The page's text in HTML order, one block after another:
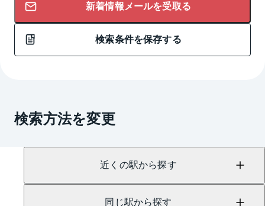
新着情報メールを受取る
検索条件を保存する
検索方法を変更
近くの駅から探す
同じ駅から探す